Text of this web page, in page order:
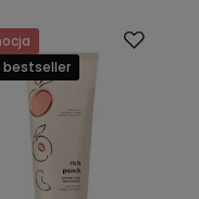
bestseller